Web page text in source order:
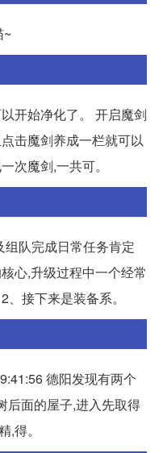
开始净化了。 开启魔剑
击魔剑养成一栏就可以
次魔剑,一共可。
队完成日常任务肯定
心,升级过程中一个经常
接下来是装备系。
德阳发现有两个
后面的屋子,进入先取得
得。